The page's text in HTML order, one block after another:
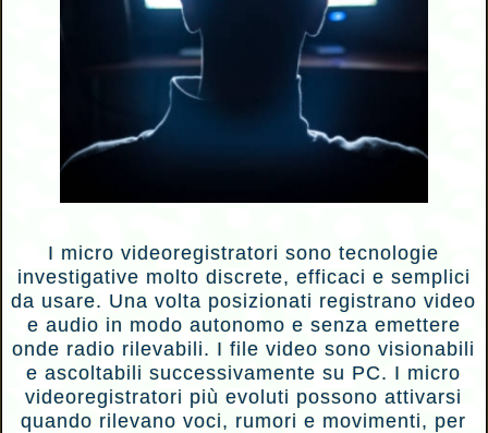
I micro videoregistratori sono tecnologie
investigative molto discrete, efficaci e semplici
da usare. Una volta posizionati registrano video
e audio in modo autonomo e senza emettere
onde radio rilevabili. I file video sono visionabili
e ascoltabili successivamente su PC. I micro
videoregistratori più evoluti possono attivarsi
quando rilevano voci, rumori e movimenti, per